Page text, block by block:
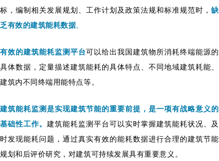
标，编制相关发展规划、工作计划及政策法规和标准规范时，缺
乏有效的建筑能耗数据。
有效的建筑能耗监测平台可以给出我国建筑物所消耗终端能源的
具体数据，定量描述建筑能耗的具体特点、不同地域建筑耗能、
建筑内不同终端用能特点等。
建筑能耗监测是实现建筑节能的重要前提，是一项有战略意义的
基础性工作。建筑能耗监测平台可以实时掌握建筑能耗状况、及
时发现能耗问题，通过真实有效的能耗数据进行合理的建筑节能
规划和后评价研究，对建筑可持续发展具有重要意义。